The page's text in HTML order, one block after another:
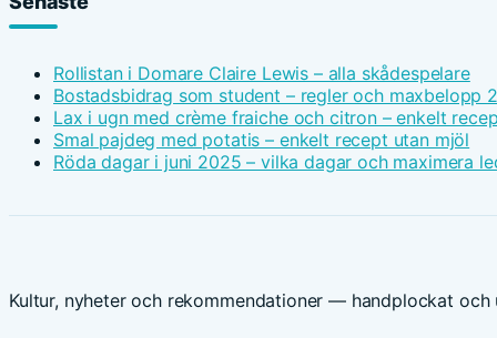
Rollistan i Domare Claire Lewis – alla skådespelare
Bostadsbidrag som student – regler och maxbelopp
Lax i ugn med crème fraiche och citron – enkelt
Smal pajdeg med potatis – enkelt recept utan mjöl
Röda dagar i juni 2025 – vilka dagar och maximera
Kultur, nyheter och rekommendationer — handplockat